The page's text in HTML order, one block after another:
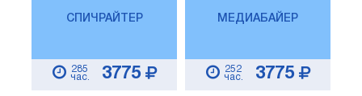
СПИЧРАЙТЕР
285
час.
3775
МЕДИАБАЙЕР
252
час.
3775